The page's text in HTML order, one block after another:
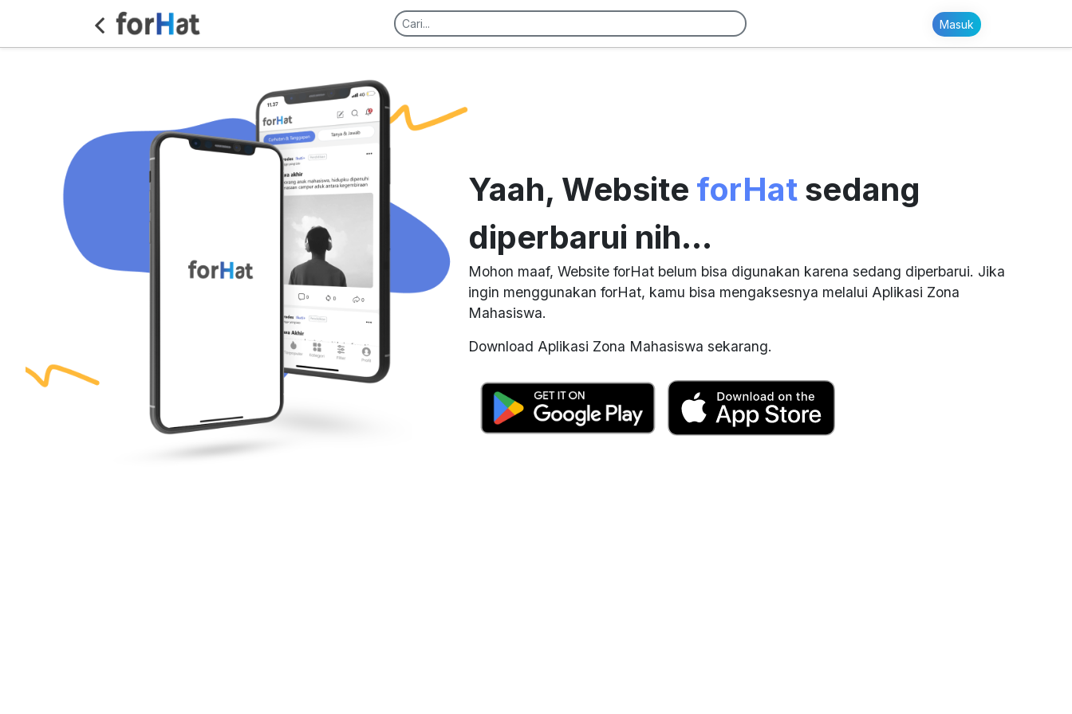
Masuk
Yaah, Website forHatsedang
diperbarui nih...
Mohon maaf, Website forHat belum bisa digunakan karena sedang diperbarui. Jika
ingin menggunakan forHat, kamu bisa mengaksesnya melalui Aplikasi Zona
Mahasiswa.
Download Aplikasi Zona Mahasiswa sekarang.